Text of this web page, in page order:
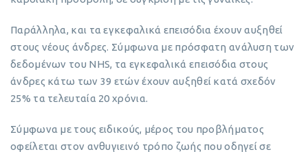
Παράλληλα, και τα εγκεφαλικά επεισόδια έχουν αυξηθεί
στους νέους άνδρες. Σύμφωνα με πρόσφατη ανάλυση των
δεδομένων του NHS, τα εγκεφαλικά επεισόδια στους
άνδρες κάτω των 39 ετών έχουν αυξηθεί κατά σχεδόν
25% τα τελευταία 20 χρόνια.
Σύμφωνα με τους ειδικούς, μέρος του προβλήματος
οφείλεται στον ανθυγιεινό τρόπο ζωής που οδηγεί σε